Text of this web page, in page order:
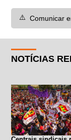
⚠️ Comunicar
NOTÍCIAS